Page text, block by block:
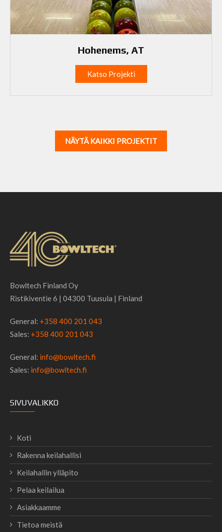
Hohenems, AT
Katso Projekti
NÄYTÄ KAIKKI PROJEKTIT
Bowltech Finland Oy
Ristikiventie 6 | 04300 Tuusula | Finland
General: +358 400 201 043
Sales: +358 400 201 043
General: info@bowltech.fi
Sales: info@bowltech.fi
SIVUVALIKKO
Koti
Rakenna keilahallisi
Keilahallin ylläpito
Pelaa keilailua
Asiakkaamme
Tietoa meistä